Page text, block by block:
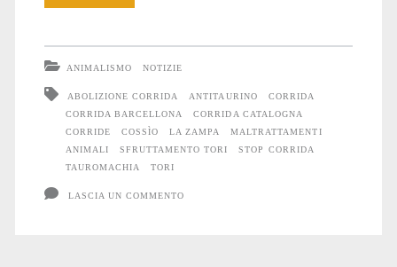
corrida
è
ANIMALISMO NOTIZIE
ABOLIZIONE CORRIDA ANTITAURINO
CORRIDA
CORRIDA BARCELLONA
CORRIDA CATALOGNA
CORRIDE
COSSÌO LA ZAMPA
MALTRATTAMENTI
ANIMALI
SFRUTTAMENTO TORI
STOP CORRIDA
TAUROMACHIA
TORI
LASCIA UN COMMENTO